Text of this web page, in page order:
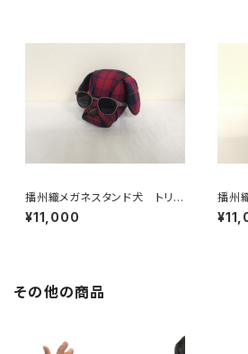
播州織メガネスタンド犬 トリプ
ルガーゼ C/#赤チェック
¥11,000
播州
ルガ
その他の商品